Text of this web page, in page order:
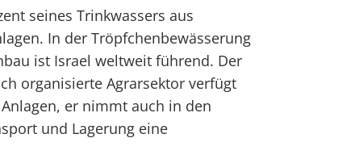
seines Trinkwassers aus
In der Tröpfchenbewässerung
ist Israel weltweit führend. Der
organisierte Agrarsektor verfügt
er nimmt auch in den
und Lagerung eine